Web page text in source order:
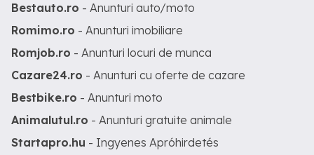
Bestauto.ro - Anunturi auto/moto
Romimo.ro - Anunturi imobiliare
Romjob.ro - Anunturi locuri de munca
Cazare24.ro - Anunturi cu oferte de cazare
Bestbike.ro - Anunturi moto
Animalutul.ro - Anunturi gratuite animale
Startapro.hu - Ingyenes Apróhirdetés